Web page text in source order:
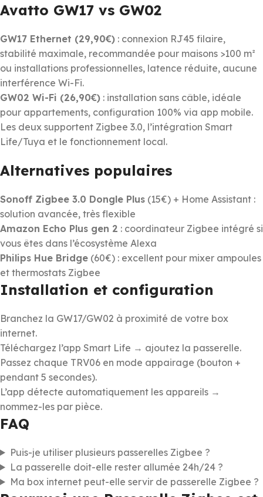
Avatto GW17 vs GW02
GW17 Ethernet (29,90€) : connexion RJ45 filaire,
stabilité maximale, recommandée pour maisons >100 m²
ou installations professionnelles, latence réduite, aucune
interférence Wi-Fi.
GW02 Wi-Fi (26,90€) : installation sans câble, idéale
pour appartements, configuration 100% via app mobile.
Les deux supportent Zigbee 3.0, l’intégration Smart
Life/Tuya et le fonctionnement local.
Alternatives populaires
Sonoff Zigbee 3.0 Dongle Plus (15€) + Home Assistant :
solution avancée, très flexible
Amazon Echo Plus gen 2 : coordinateur Zigbee intégré si
vous êtes dans l’écosystème Alexa
Philips Hue Bridge (60€) : excellent pour mixer ampoules
et thermostats Zigbee
Installation et configuration
Branchez la GW17/GW02 à proximité de votre box
internet.
Téléchargez l’app Smart Life → ajoutez la passerelle.
Passez chaque TRV06 en mode appairage (bouton +
pendant 5 secondes).
L’app détecte automatiquement les appareils →
nommez-les par pièce.
FAQ
Puis-je utiliser plusieurs passerelles Zigbee ?
La passerelle doit-elle rester allumée 24h/24 ?
Ma box internet peut-elle servir de passerelle Zigbee ?